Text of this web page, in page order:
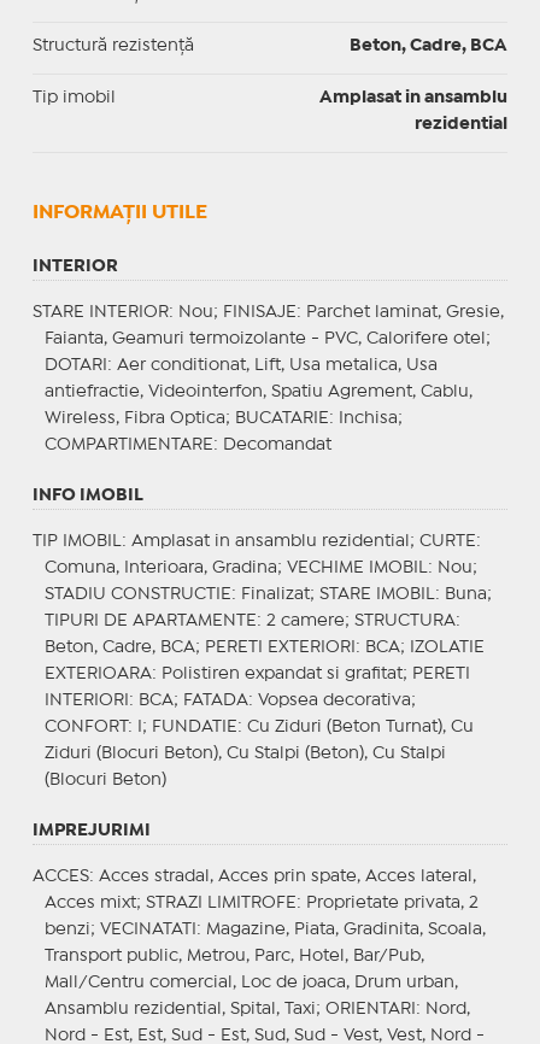
Structură rezistență Beton, Cadre, BCA
Tip imobil
Amplasat in ansamblu
rezidential
INFORMAŢII UTILE
INTERIOR
STARE INTERIOR: Nou; FINISAJE : Parchet laminat, Gresie,
Faianta, Geamuri termoizolante - PVC, Calorifere otel;
DOTARI : Aer conditionat, Lift, Usa metalica, Usa
antiefractie, Videointerfon, Spatiu Agrement, Cablu,
Wireless, Fibra Optica; BUCATARIE : Inchisa;
COMPARTIMENTARE : Decomandat
INFO IMOBIL
TIP IMOBIL : Amplasat in ansamblu rezidential; CURTE :
Comuna, Interioara, Gradina; VECHIME IMOBIL : Nou;
STADIU CONSTRUCTIE : Finalizat; STARE IMOBIL : Buna;
TIPURI DE APARTAMENTE : 2 camere; STRUCTURA:
Beton, Cadre, BCA; PERETI EXTERIORI : BCA;
IZOLATIE
EXTERIOARA: Polistiren expandat si grafitat; PERETI
INTERIORI : BCA; FATADA: Vopsea decorativa;
CONFORT : I; FUNDATIE : Cu Ziduri (Beton Turnat), Cu
Ziduri (Blocuri Beton), Cu Stalpi (Beton), Cu Stalpi
(Blocuri Beton)
IMPREJURIMI
ACCES: Acces stradal, Acces prin spate, Acces lateral,
Acces mixt; STRAZI LIMITROFE : Proprietate privata, 2
benzi; VECINATATI : Magazine, Piata, Gradinita, Scoala,
Transport public, Metrou, Parc, Hotel, Bar/Pub,
Mall/Centru comercial, Loc de joaca, Drum urban,
Ansamblu rezidential, Spital, Taxi; ORIENTARI : Nord,
Nord - Est, Est, Sud - Est, Sud, Sud - Vest, Vest, Nord -